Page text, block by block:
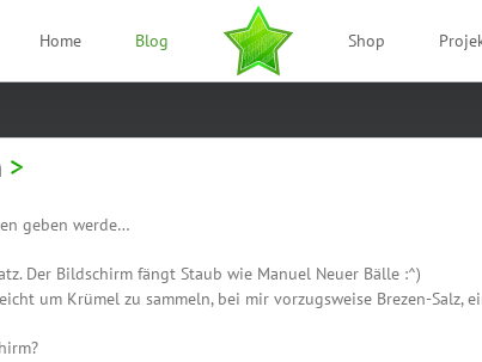
Home Blog Shop
geben werde…
Der Bildschirm fängt Staub wie Manuel Neuer Bälle :^)
um Krümel zu sammeln, bei mir vorzugsweise Brezen-Salz,